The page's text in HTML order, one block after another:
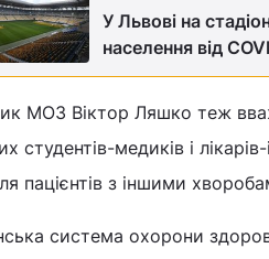
У Львові на
населення від
МОЗ Віктор Ляшко теж
студентів-медиків і
пацієнтів з іншими
система охорони